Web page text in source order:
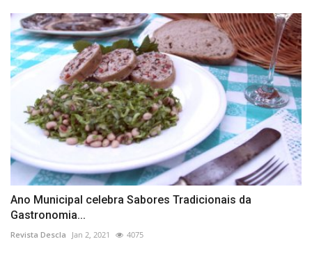
Ano Municipal celebra Sabores Tradicionais da
Gastronomia...
Revista Descla Jan 2, 2021 4075